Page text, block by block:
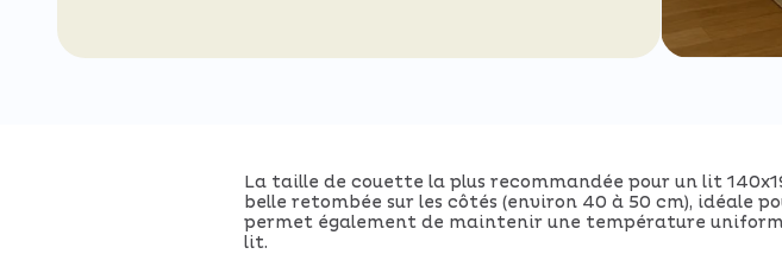
La taille de couette la plus recommandée pour un lit
belle retombée sur les côtés (environ 40 à 50 cm), idéale
permet également de maintenir une température
lit.